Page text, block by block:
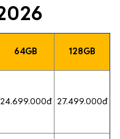
64GB 128GB
24.699.000đ 27.499.000đ